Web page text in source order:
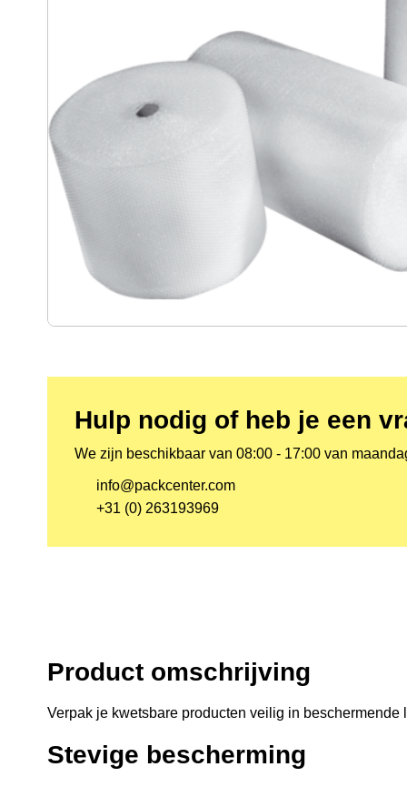
Hulp nodig of heb je een
We zijn beschikbaar van 08:00 - 17:00 van
info@packcenter.com
+31 (0) 263193969
Product omschrijving
Verpak je kwetsbare producten veilig in beschermende
Stevige bescherming